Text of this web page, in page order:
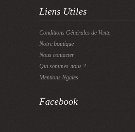
Liens Utiles
Conditions Générales de Vente
Notre boutique
Nous contacter
Qui sommes-nous ?
Mentions légales
Facebook